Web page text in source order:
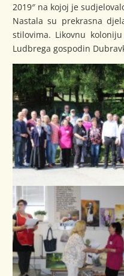
2019″ na kojoj je
Nastala su prekrasna
stilovima. Likovnu
Ludbrega gospodin